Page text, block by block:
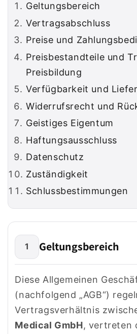
Geltungsbereich
Vertragsabschluss
Preise und
Preisbestandteile und
Preisbildung
Verfügbarkeit und
Widerrufsrecht und
Geistiges Eigentum
Haftungsausschluss
Datenschutz
Zuständigkeit
Schlussbestimmungen
1 Geltungsbereich
Diese Allgemeinen
(nachfolgend „AGB“)
Vertragsverhältnis
Medical GmbH, vertreten